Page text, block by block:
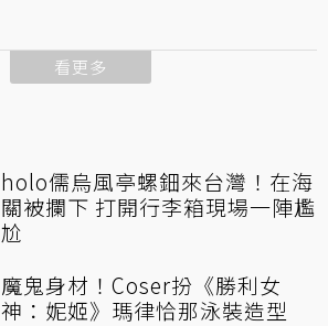
看更多
holo儒烏風亭螺鈿來台灣！在海
關被攔下 打開行李箱現場一陣尷
尬
魔鬼身材！Coser扮《勝利女
神：妮姬》瑪律恰那泳裝造型